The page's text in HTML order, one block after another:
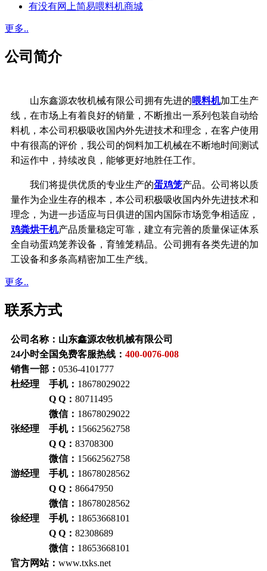
有没有网上简易喂料机商城
更多..
公司简介
山东鑫源农牧机械有限公司拥有先进的喂料机加工生产
线，在市场上有着良好的销量，不断推出一系列包装自动给
料机，本公司积极吸收国内外先进技术和理念，在客户使用
中有很高的评价，我公司的饲料加工机械在不断地时间测试
和运作中，持续改良，能够更好地胜任工作。
我们将提供优质的专业生产的蛋鸡笼产品。公司将以质
量作为企业生存的根本， 本公司积极吸收国内外先进技术和
理念， 为进一步适应与日俱进的国内国际市场竞争相适应，
鸡粪烘干机产品质量稳定可靠， 建立有完善的质量保证体系
全自动蛋鸡笼养设备，育雏笼精品。公司拥有各类先进的加
工设备和多条高精密加工生产线。
更多..
联系方式
公司名称：山东鑫源农牧机械有限公司
24小时全国免费客服热线： 400-0076-008
销售一部： 0536-4101777
杜经理 手机： 18678029022
Q Q： 80711495
微信： 18678029022
张经理 手机： 15662562758
Q Q： 83708300
微信： 15662562758
游经理 手机： 18678028562
Q Q： 86647950
微信： 18678028562
徐经理 手机： 18653668101
Q Q： 82308689
微信： 18653668101
官方网站： www.txks.net